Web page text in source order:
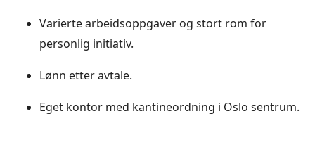
Varierte arbeidsoppgaver og stort rom for
personlig initiativ.
Lønn etter avtale.
Eget kontor med kantineordning i Oslo sentrum.